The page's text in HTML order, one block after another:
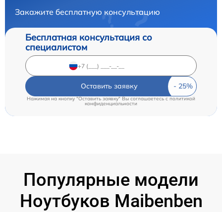
Закажите бесплатную консультацию
Бесплатная консультация со
специалистом
Оставить заявку
Нажимая на кнопку "Оставить заявку" Вы соглашаетесь cполитикой
конфиденциальности
Популярные модели
Ноутбуков Maibenben